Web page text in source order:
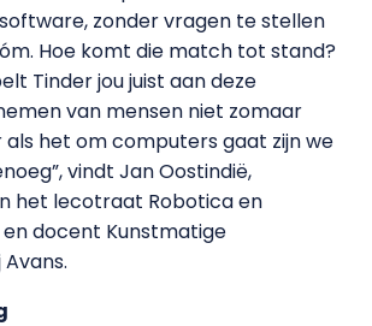
zonder vragen te stellen
Hoe komt die match tot stand?
Tinder jou juist aan deze
van mensen niet zomaar
het om computers gaat zijn we
vindt Jan Oostindië,
het lecotraat Robotica en
docent Kunstmatige